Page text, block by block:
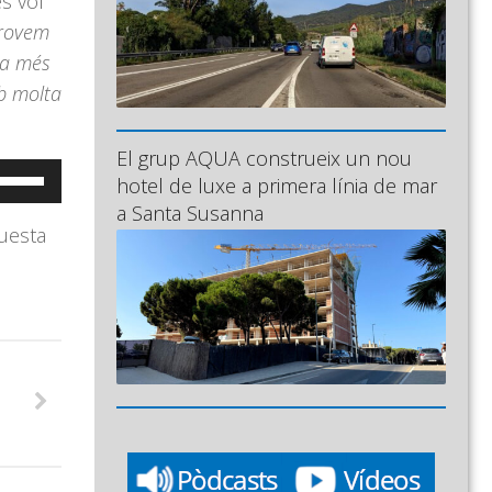
més
molta
amunt/cap
El grup AQUA construeix un nou
hotel de luxe a primera línia de mar
a Santa Susanna